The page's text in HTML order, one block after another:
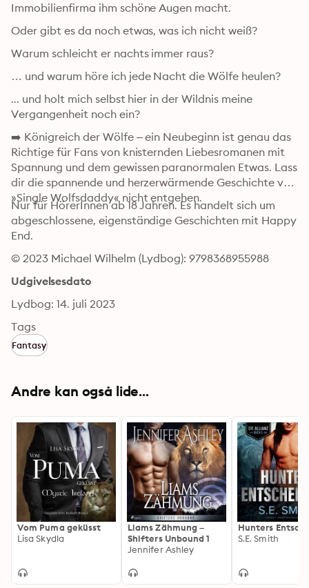
Immobilienfirma ihm schöne Augen macht.
Oder gibt es da noch etwas, was ich nicht weiß?
Warum schleicht er nachts immer raus?
… und warum höre ich jede Nacht die Wölfe heulen?
... und holt mich selbst hier in der Wildnis meine
Vergangenheit noch ein?
➡️ Königreich der Wölfe – ein Neubeginn ist genau das
Richtige für Fans von knisternden Liebesromanen mit
Spannung und dem gewissen paranormalen Etwas. Lass
dir die spannende und herzerwärmende Geschichte von
»Single Wolfsdaddy« nicht entgehen.
Nur für HörerInnen ab 18 Jahren. Es handelt sich um
abgeschlossene, eigenständige Geschichten mit Happy
End.
© 2023 Michael Wilhelm (Lydbog): 9798368955988
Udgivelsesdato
Lydbog: 14. juli 2023
Tags
Fantasy
Andre kan også lide...
Vom Puma geküsst
Lisa Skydla
Liams Zähmung –
Shifters Unbound 1
Jennifer Ashley
Hunters
S.E. Smith